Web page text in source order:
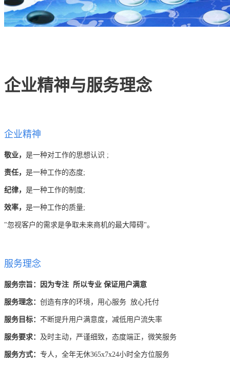
专线上网
企业专线上网
全球分布式防御
大企业首选
SD-WAN
智能盒子即买即用
定制跨境加速
深圳横岗电信机房
FIL/CHIA/BZZ首选机房
国家B+级机房
企业精神与服务理念
企业精神
敬业， 是一种对工作的思想认识 ;
责任， 是一种工作的态度;
纪律， 是一种工作的制度;
效率， 是一种工作的质量;
"忽视客户的需求是争取未来商机的最大障碍"。
服务理念
服务宗旨：因为专注 所以专业 保证用户满意
服务理念： 创造有序的环境，用心服务 放心托付
服务目标： 不断提升用户满意度，减低用户流失率
服务要求： 及时主动，严谨细致，态度端正，微笑服务
服务方式： 专人， 全年无休365x7x24小时全方位服务